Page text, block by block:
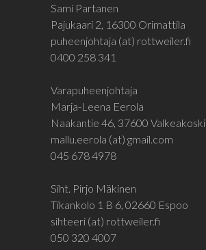
Sami Partanen
Pajukaari 2, 16300 Orimattila
puheenjohtaja (at) rottweiler.fi
0400 258 341
Varapuheenjohtaja
Marja-Leena Eerola
Naakantie 46, 37600 Valkeakoski
mallu.eerola (at) gmail.com
045 678 4978
Siht. Pirjo Mäkinen
Tikankolo 1 B 6, 02660 Espoo
sihteeri (at) rottweiler.fi
050 320 4007